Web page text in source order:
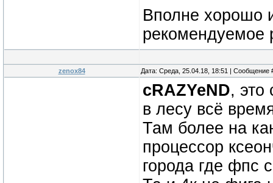
Вполне хорошо
рекомендуемое
zenox84 Дата: Среда, 25.04.18, 18:51 | Сообщение
cRAZYeND, это
в лесу всё
Там более на
процессор
города где фпс